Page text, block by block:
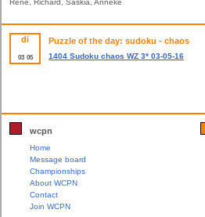
René, Richard, Saskia, Anneke
di
03 05
Puzzle of the day: sudoku - chaos
1404 Sudoku chaos WZ 3* 03-05-16
wcpn
Home
Message board
Championships
About WCPN
Contact
Join WCPN